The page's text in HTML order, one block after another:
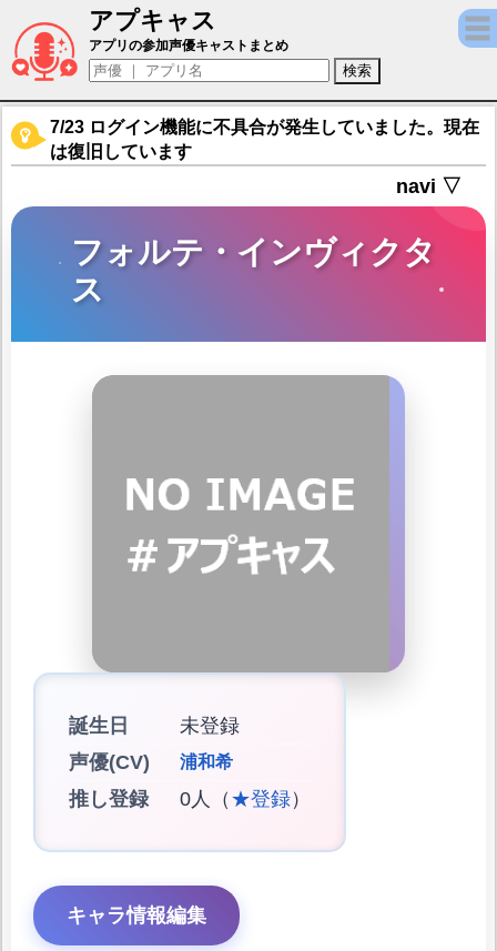
アプキャス
フォルテ・インヴィクタス（声優：浦和希)
アプリの参加声優キャストまとめ
7/23 ログイン機能に不具合が発生していました。現在
は復旧しています
navi ▽
フォルテ・インヴィクタ
ス
誕生日
未登録
声優(CV)
浦和希
推し登録 0人（ ★登録）
キャラ情報編集